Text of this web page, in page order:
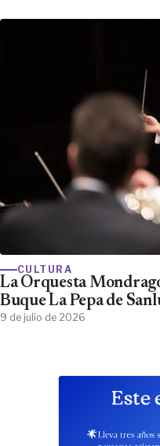
CULTURA
La Orquesta
Buque La Pepa de
9 de julio de 2026